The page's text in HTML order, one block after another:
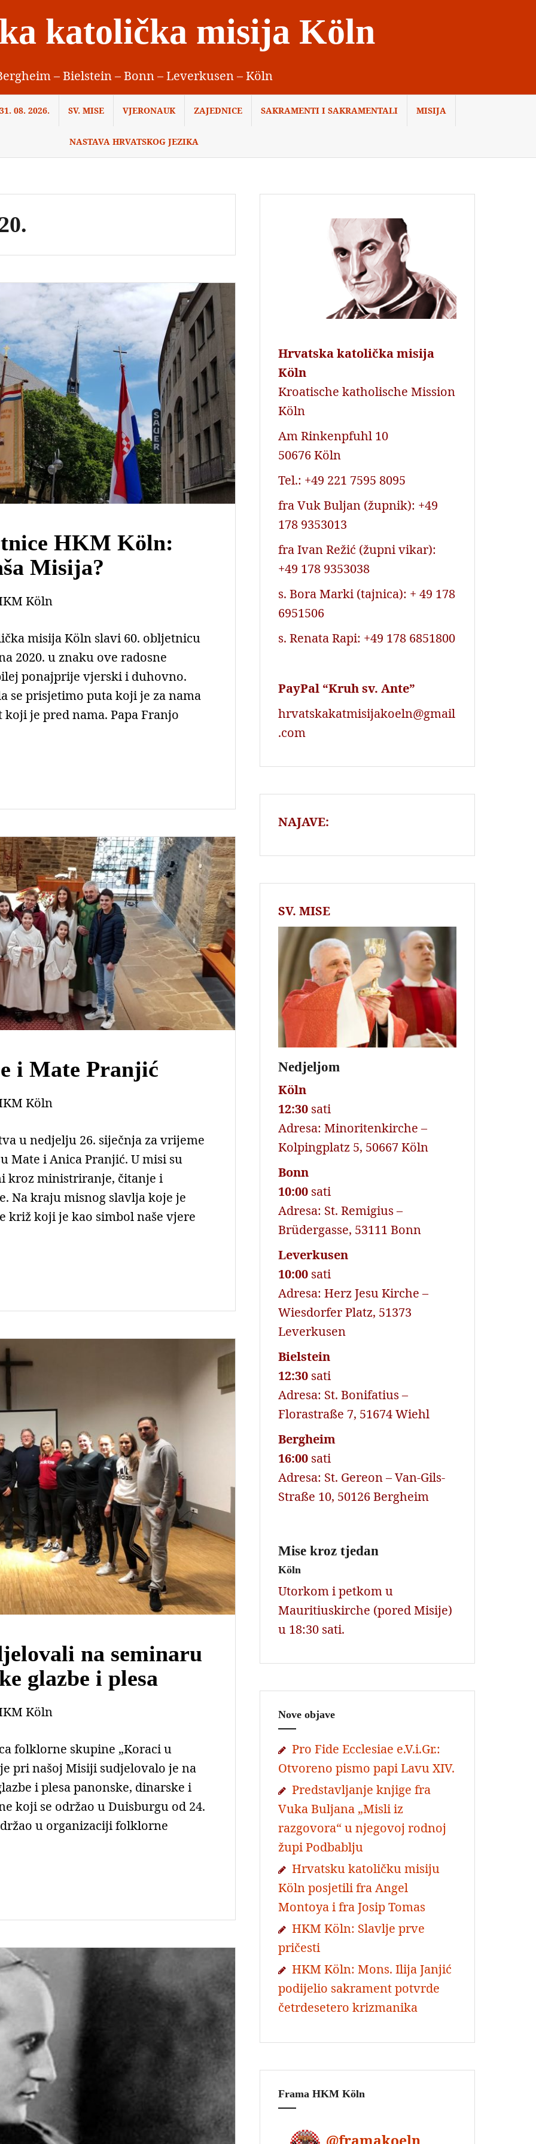
katolička misija Köln
– Bielstein – Bonn – Leverkusen – Köln
08. 2026. SV. MISE VJERONAUK ZAJEDNICE SAKRAMENTI I SAKRAMENTALI MISIJA
NASTAVA HRVATSKOG JEZIKA
HKM Köln:
Misija?
Köln
misija Köln slavi 60. obljetnicu
2020. u znaku ove radosne
ponajprije vjerski i duhovno.
se prisjetimo puta koji je za nama
je pred nama. Papa Franjo
i Mate Pranjić
Köln
u nedjelju 26. siječnja za vrijeme
Mate i Anica Pranjić. U misi su
kroz ministriranje, čitanje i
Na kraju misnog slavlja koje je
križ koji je kao simbol naše vjere
na seminaru
glazbe i plesa
Köln
folklorne skupine „Koraci u
pri našoj Misiji sudjelovalo je na
i plesa panonske, dinarske i
koji se održao u Duisburgu od 24.
u organizaciji folklorne
Hrvatska katolička misija
Köln
Kroatische katholische Mission
Köln
Am Rinkenpfuhl 10
50676 Köln
Tel.: +49 221 7595 8095
fra Vuk Buljan (župnik): +49
178 9353013
fra Ivan Režić (župni vikar):
+49 178 9353038
s. Bora Marki (tajnica): + 49 178
6951506
s. Renata Rapi: +49 178 6851800
PayPal “Kruh sv. Ante”
hrvatskakatmisijakoeln@gmail
.com
NAJAVE:
SV. MISE
Nedjeljom
Köln
12:30 sati
Adresa: Minoritenkirche –
Kolpingplatz 5, 50667 Köln
Bonn
10:00 sati
Adresa: St. Remigius –
Brüdergasse, 53111 Bonn
Leverkusen
10:00 sati
Adresa: Herz Jesu Kirche –
Wiesdorfer Platz, 51373
Leverkusen
Bielstein
12:30 sati
Adresa: St. Bonifatius –
Florastraße 7, 51674 Wiehl
Bergheim
16:00 sati
Adresa: St. Gereon – Van-Gils-
Straße 10, 50126 Bergheim
Mise kroz tjedan
Köln
Utorkom i petkom u
Mauritiuskirche (pored Misije)
u 18:30 sati.
Nove objave
Pro Fide Ecclesiae e.V.i.Gr.:
Otvoreno pismo papi Lavu XIV.
Predstavljanje knjige fra
Vuka Buljana „Misli iz
razgovora“ u njegovoj rodnoj
župi Podbablju
Hrvatsku katoličku misiju
Köln posjetili fra Angel
Montoya i fra Josip Tomas
HKM Köln: Slavlje prve
pričesti
HKM Köln: Mons. Ilija Janjić
podijelio sakrament potvrde
četrdesetero krizmanika
Frama HKM Köln